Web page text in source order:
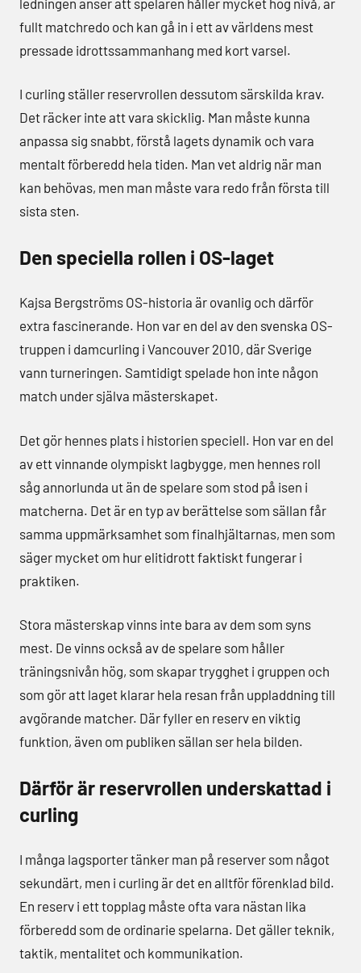
fullt matchredo och kan gå in i ett av världens mest
pressade idrottssammanhang med kort varsel.
I curling ställer reservrollen dessutom särskilda krav.
Det räcker inte att vara skicklig. Man måste kunna
anpassa sig snabbt, förstå lagets dynamik och vara
mentalt förberedd hela tiden. Man vet aldrig när man
kan behövas, men man måste vara redo från första till
sista sten.
Den speciella rollen i OS-laget
Kajsa Bergströms OS-historia är ovanlig och därför
extra fascinerande. Hon var en del av den svenska OS-
truppen i damcurling i Vancouver 2010, där Sverige
vann turneringen. Samtidigt spelade hon inte någon
match under själva mästerskapet.
Det gör hennes plats i historien speciell. Hon var en del
av ett vinnande olympiskt lagbygge, men hennes roll
såg annorlunda ut än de spelare som stod på isen i
matcherna. Det är en typ av berättelse som sällan får
samma uppmärksamhet som finalhjältarnas, men som
säger mycket om hur elitidrott faktiskt fungerar i
praktiken.
Stora mästerskap vinns inte bara av dem som syns
mest. De vinns också av de spelare som håller
träningsnivån hög, som skapar trygghet i gruppen och
som gör att laget klarar hela resan från uppladdning till
avgörande matcher. Där fyller en reserv en viktig
funktion, även om publiken sällan ser hela bilden.
Därför är reservrollen underskattad i
curling
I många lagsporter tänker man på reserver som något
sekundärt, men i curling är det en alltför förenklad bild.
En reserv i ett topplag måste ofta vara nästan lika
förberedd som de ordinarie spelarna. Det gäller teknik,
taktik, mentalitet och kommunikation.